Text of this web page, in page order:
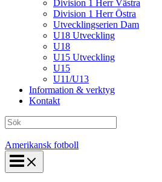
Division 1 Herr Västra
Division 1 Herr Östra
Utvecklingserien Dam
U18 Utveckling
U18
U15 Utveckling
U15
U11/U13
Information & verktyg
Kontakt
Sök
Amerikansk fotboll